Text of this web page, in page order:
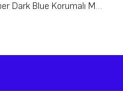
Night Flight Bomber Dark Blue Korumalı Motosiklet Montu